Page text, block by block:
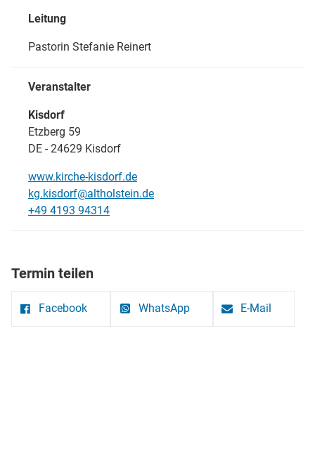
Leitung
Pastorin Stefanie Reinert
Veranstalter
Kisdorf
Etzberg 59
DE - 24629 Kisdorf
www.kirche-kisdorf.de
kg.kisdorf@altholstein.de
+49 4193 94314
Termin teilen
Facebook WhatsApp E-Mail